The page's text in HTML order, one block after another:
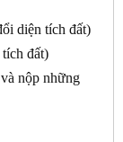
diện tích đất)
đất)
nộp những